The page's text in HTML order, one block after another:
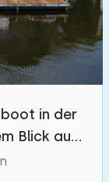
in der
Blick auf